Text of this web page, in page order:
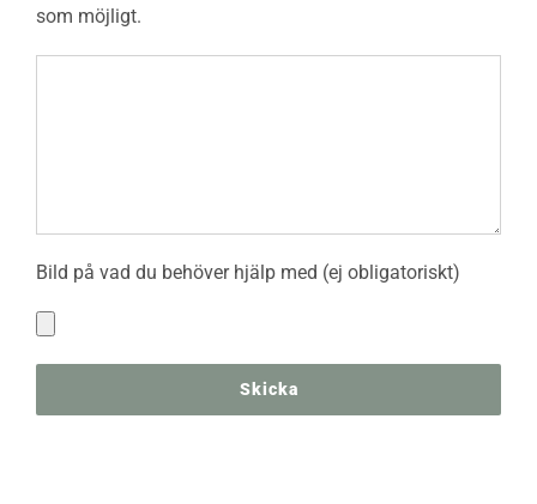
som möjligt.
Bild på vad du behöver hjälp med (ej obligatoriskt)